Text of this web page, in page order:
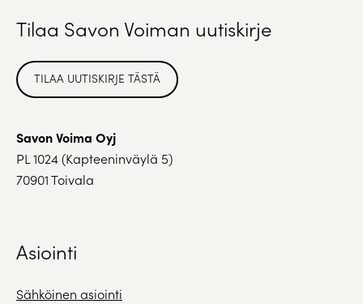
Tilaa Savon Voiman uutiskirje
TILAA UUTISKIRJE TÄSTÄ
Savon Voima Oyj
PL 1024 (Kapteeninväylä 5)
70901 Toivala
Asiointi
Sähköinen asiointi